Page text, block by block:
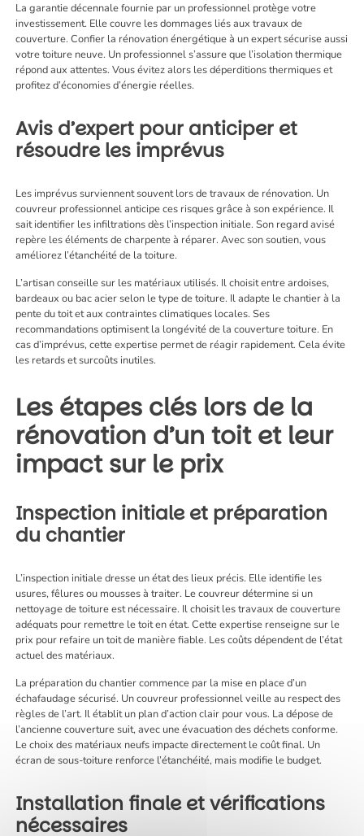
La garantie décennale fournie par un professionnel protège votre
investissement. Elle couvre les dommages liés aux travaux de
couverture. Confier la rénovation énergétique à un expert sécurise aussi
votre toiture neuve. Un professionnel s’assure que l’isolation thermique
répond aux attentes. Vous évitez alors les déperditions thermiques et
profitez d’économies d’énergie réelles.
Avis d’expert pour anticiper et
résoudre les imprévus
Les imprévus surviennent souvent lors de travaux de rénovation. Un
couvreur professionnel anticipe ces risques grâce à son expérience. Il
sait identifier les infiltrations dès l’inspection initiale. Son regard avisé
repère les éléments de charpente à réparer. Avec son soutien, vous
améliorez l’étanchéité de la toiture.
L’artisan conseille sur les matériaux utilisés. Il choisit entre ardoises,
bardeaux ou bac acier selon le type de toiture. Il adapte le chantier à la
pente du toit et aux contraintes climatiques locales. Ses
recommandations optimisent la longévité de la couverture toiture. En
cas d’imprévus, cette expertise permet de réagir rapidement. Cela évite
les retards et surcoûts inutiles.
Les étapes clés lors de la
rénovation d’un toit et leur
impact sur le prix
Inspection initiale et préparation
du chantier
L’inspection initiale dresse un état des lieux précis. Elle identifie les
usures, fêlures ou mousses à traiter. Le couvreur détermine si un
nettoyage de toiture est nécessaire. Il choisit les travaux de couverture
adéquats pour remettre le toit en état. Cette expertise renseigne sur le
prix pour refaire un toit de manière fiable. Les coûts dépendent de l’état
actuel des matériaux.
La préparation du chantier commence par la mise en place d’un
échafaudage sécurisé. Un couvreur professionnel veille au respect des
règles de l’art. Il établit un plan d’action clair pour vous. La dépose de
l’ancienne couverture suit, avec une évacuation des déchets conforme.
Le choix des matériaux neufs impacte directement le coût final. Un
écran de sous-toiture renforce l’étanchéité, mais modifie le budget.
Installation finale et vérifications
nécessaires